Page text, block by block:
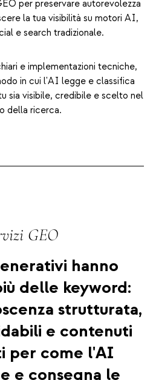
per preservare autorevolezza
la tua visibilità su motori AI,
e search tradizionale.
e implementazioni tecniche,
in cui l'AI legge e classifica
sia visibile, credibile e scelto nel
della ricerca.
GEO
hanno
delle keyword:
strutturata,
e contenuti
per come l'AI
e consegna le